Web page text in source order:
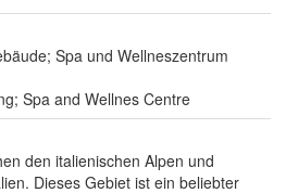
Spa und Wellneszentrum
Spa and Wellnes Centre
den italienischen Alpen und
Dieses Gebiet ist ein beliebter